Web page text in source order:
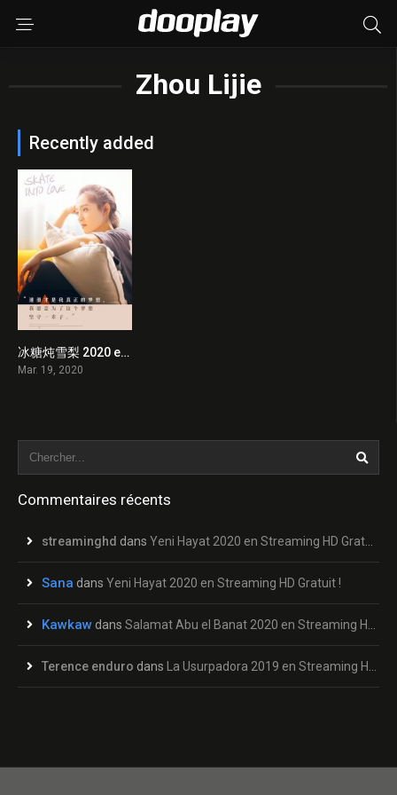
Zhou Lijie
Recently added
0冰糖炖雪梨 2020 en Streaming HD Gratuit !
Mar. 19, 2020
Commentaires récents
streaminghd dans Yeni Hayat 2020 en Streaming HD Gratuit !
Sana dans Yeni Hayat 2020 en Streaming HD Gratuit !
Kawkaw dans Salamat Abu el Banat 2020 en Streaming HD Gratuit !
Terence enduro dans La Usurpadora 2019 en Streaming HD Gratuit !